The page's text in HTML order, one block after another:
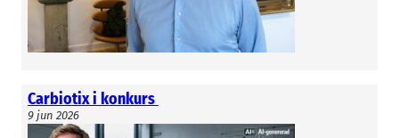
Carbiotix i konkurs
9 jun 2026